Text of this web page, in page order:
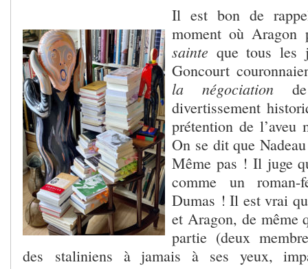
Il est bon de
moment où
sainte que tous les
Goncourt
la négociationde
divertissement
prétention de l’aveu
On se dit que
Même pas ! Il juge
comme un roman-
Dumas ! Il est vrai
et Aragon, de même
partie (deux
des staliniens à jamais à ses yeux,